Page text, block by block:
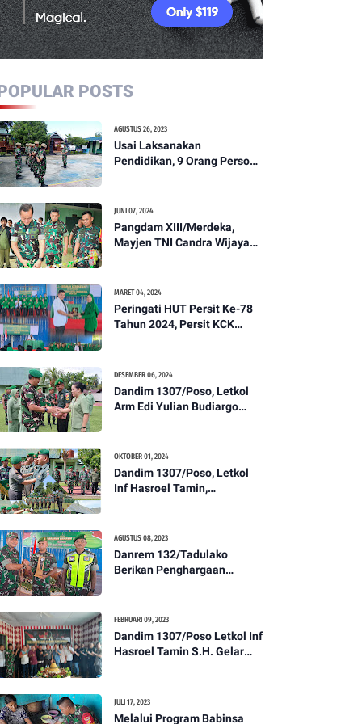
POSTS
AGUSTUS 26, 2023
Usai Laksanakan
Pendidikan, 9 Orang Personil
Ikuti Apel Pagi Dan
Pengecekan
JUNI 07, 2024
Pangdam XIII/Merdeka,
Mayjen TNI Candra Wijaya
MARET 04, 2024
Peringati HUT Persit Ke-78
Tahun 2024, Persit KCK
Kesehatan Tentang
Pencegahan DBD
DESEMBER 06, 2024
Dandim 1307/Poso, Letkol
Arm Edi Yulian Budiargo
1307/Poso
OKTOBER 01, 2024
Dandim 1307/Poso, Letkol
Inf Hasroel Tamin,
Kenaikan Pangkat Personel
Kodim 1307/Poso
AGUSTUS 08, 2023
Danrem 132/Tadulako
Berikan Penghargaan
FEBRUARI 09, 2023
Dandim 1307/Poso Letkol Inf
Hasroel Tamin S.H. Gelar
Tahun 2023
JULI 17, 2023
Melalui Program Babinsa